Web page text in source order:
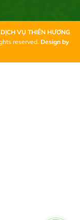
VỤ THIÊN HƯƠNG
reserved. Design by